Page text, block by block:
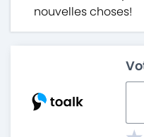
nouvelles choses!